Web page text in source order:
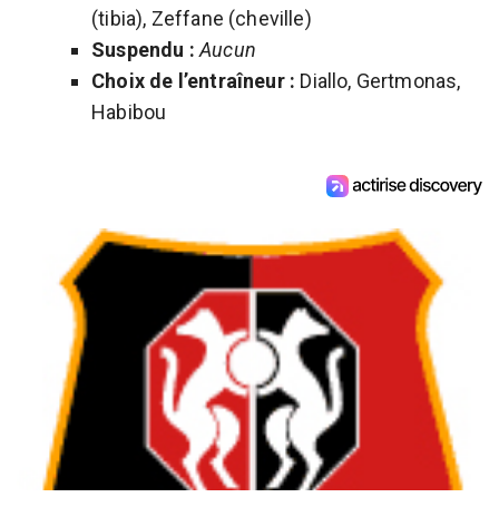
(tibia), Zeffane (cheville)
Suspendu : Aucun
Choix de l’entraîneur : Diallo, Gertmonas,
Habibou